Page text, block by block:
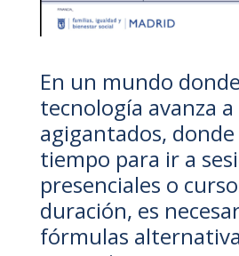
En un mundo
tecnología avanza a
agigantados,
tiempo para ir a
presenciales o
duración, es
fórmulas